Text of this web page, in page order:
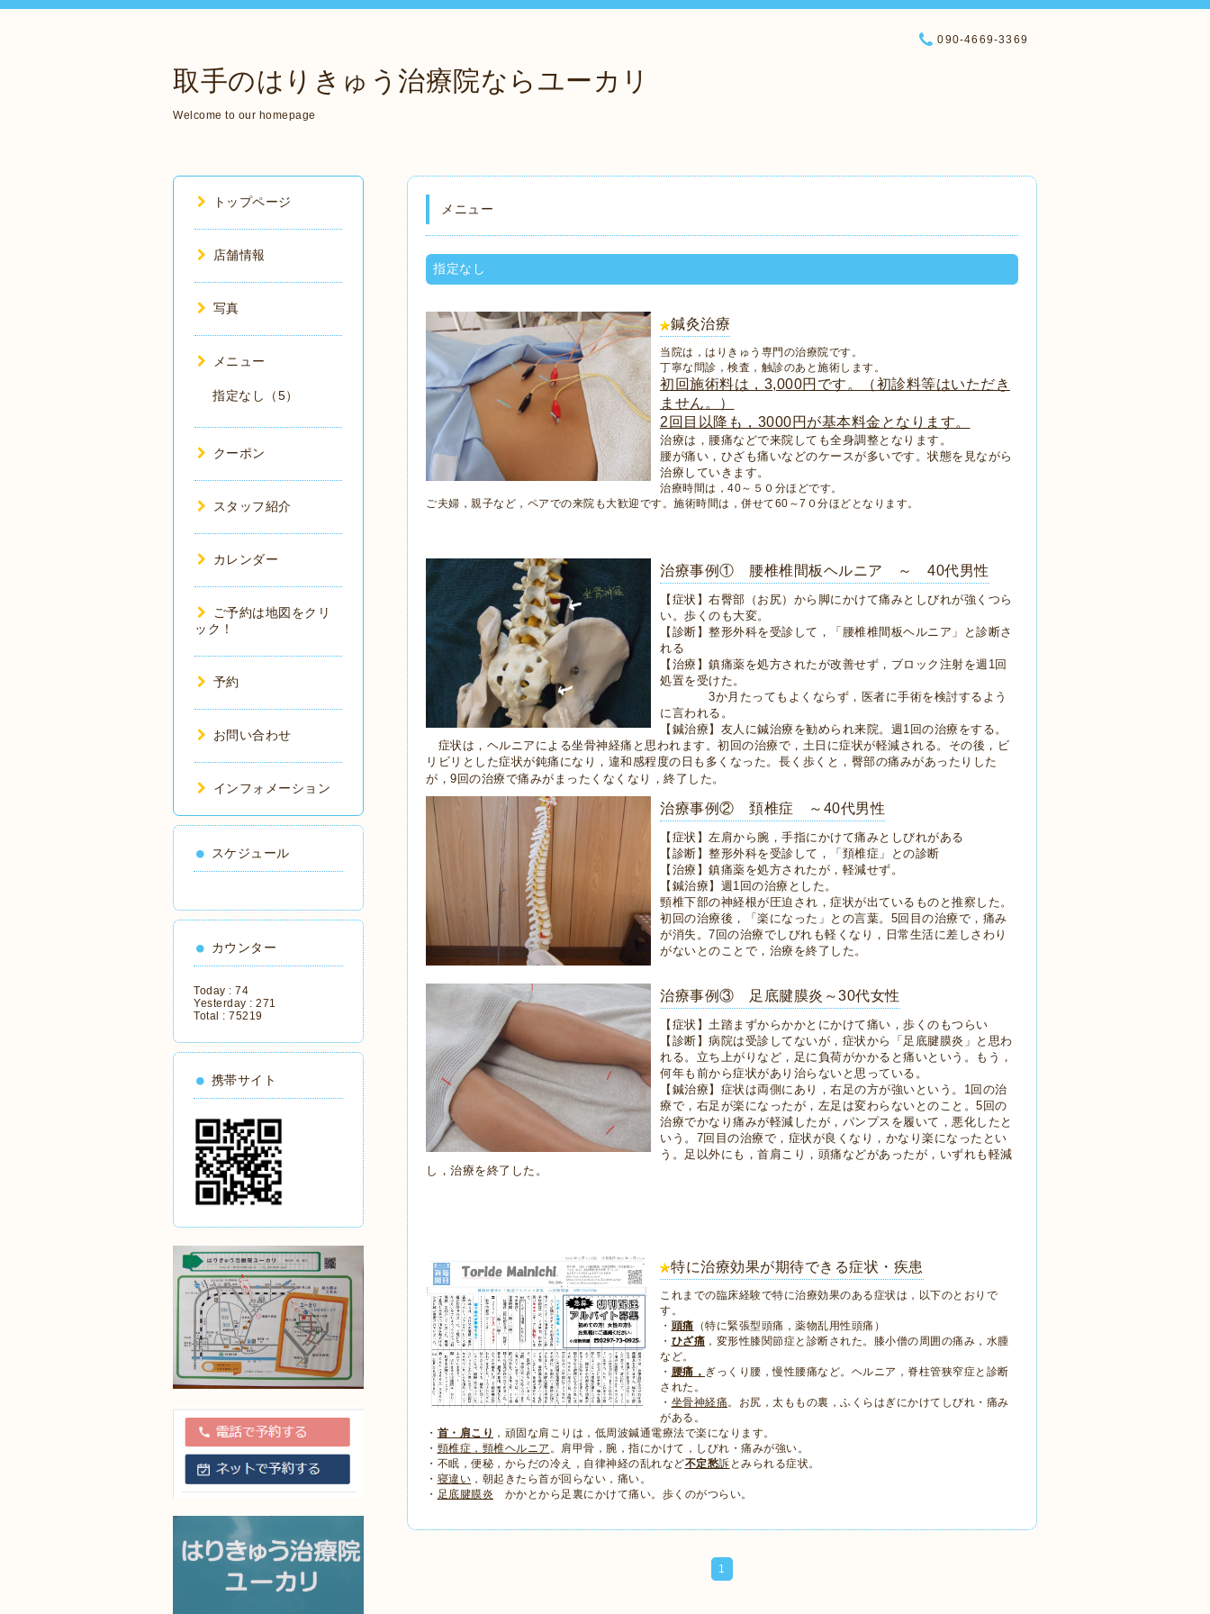
取手のはりきゅう治療院ならユーカリ
Welcome to our homepage
090-4669-3369
メニュー
指定なし
鍼灸治療
当院は，はりきゅう専門の治療院です。
丁寧な問診，検査，触診のあと施術します。
初回施術料は，3,000円です。（初診料等はいただき
ません。）
2回目以降も，3000円が基本料金となります。
治療は，腰痛などで来院しても全身調整となります。
腰が痛い，ひざも痛いなどのケースが多いです。状態を見ながら
治療していきます。
治療時間は，40～５０分ほどです。
ご夫婦，親子など，ペアでの来院も大歓迎です。施術時間は，併せて60～7０分ほどとなります。
治療事例① 腰椎椎間板ヘルニア ～ 40代男性
【症状】右臀部（お尻）から脚にかけて痛みとしびれが強くつら
い。歩くのも大変。
【診断】整形外科を受診して，「腰椎椎間板ヘルニア」と診断さ
れる
【治療】鎮痛薬を処方されたが改善せず，ブロック注射を週1回
処置を受けた。
3か月たってもよくならず，医者に手術を検討するよう
に言われる。
【鍼治療】友人に鍼治療を勧められ来院。週1回の治療をする。
症状は，ヘルニアによる坐骨神経痛と思われます。初回の治療で，土日に症状が軽減される。その後，ビ
リビリとした症状が鈍痛になり，違和感程度の日も多くなった。長く歩くと，臀部の痛みがあったりした
が，9回の治療で痛みがまったくなくなり，終了した。
治療事例② 頚椎症 ～40代男性
【症状】左肩から腕，手指にかけて痛みとしびれがある
【診断】整形外科を受診して，「頚椎症」との診断
【治療】鎮痛薬を処方されたが，軽減せず。
【鍼治療】週1回の治療とした。
頸椎下部の神経根が圧迫され，症状が出ているものと推察した。
初回の治療後，「楽になった」との言葉。5回目の治療で，痛み
が消失。7回の治療でしびれも軽くなり，日常生活に差しさわり
がないとのことで，治療を終了した。
治療事例③ 足底腱膜炎～30代女性
【症状】土踏まずからかかとにかけて痛い，歩くのもつらい
【診断】病院は受診してないが，症状から「足底腱膜炎」と思わ
れる。立ち上がりなど，足に負荷がかかると痛いという。もう，
何年も前から症状があり治らないと思っている。
【鍼治療】症状は両側にあり，右足の方が強いという。1回の治
療で，右足が楽になったが，左足は変わらないとのこと。5回の
治療でかなり痛みが軽減したが，パンプスを履いて，悪化したと
いう。7回目の治療で，症状が良くなり，かなり楽になったとい
う。足以外にも，首肩こり，頭痛などがあったが，いずれも軽減
し，治療を終了した。
特に治療効果が期待できる症状・疾患
これまでの臨床経験で特に治療効果のある症状は，以下のとおりで
す。
・ 頭痛 （特に緊張型頭痛，薬物乱用性頭痛）
・ ひざ痛 ，変形性膝関節症と診断された。膝小僧の周囲の痛み，水腫
など。
・ 腰痛， ぎっくり腰，慢性腰痛など。ヘルニア，脊柱管狭窄症と診断
された。
・ 坐骨神経痛 。お尻，太ももの裏，ふくらはぎにかけてしびれ・痛み
がある。
・ 首・肩こり ，頑固な肩こりは，低周波鍼通電療法で楽になります。
・ 頸椎症，頸椎ヘルニア 。肩甲骨，腕，指にかけて，しびれ・痛みが強い。
・不眠，便秘，からだの冷え，自律神経の乱れなど不定愁訴 とみられる症状。
・ 寝違い ，朝起きたら首が回らない，痛い。
・ 足底腱膜炎 かかとから足裏にかけて痛い。歩くのがつらい。
1
トップページ
店舗情報
写真
メニュー
指定なし（5）
クーポン
スタッフ紹介
カレンダー
ご予約は地図をクリ
ック！
予約
お問い合わせ
インフォメーション
スケジュール
カウンター
Today : 74
Yesterday : 271
Total : 75219
携帯サイト